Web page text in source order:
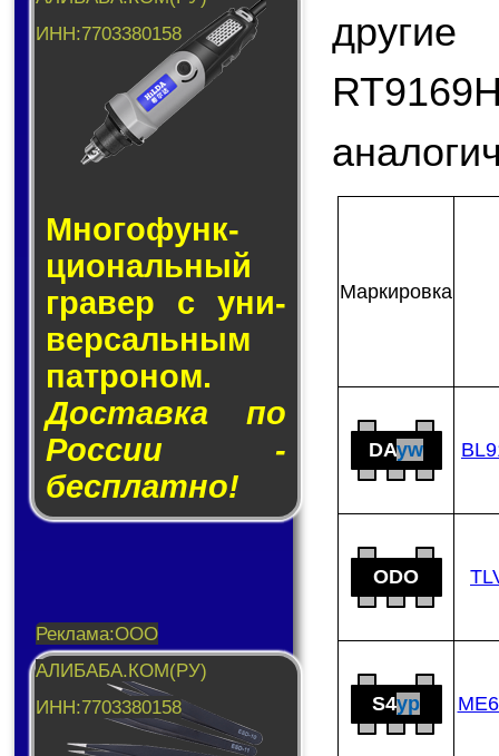
Много­функ­
цио­наль­ный
гра­вер с уни­
вер­саль­ным
пат­ро­ном.
Доставка по
России -
бесплатно!
Мар­ки­ров­ка
DAyw
ODO
S4yp